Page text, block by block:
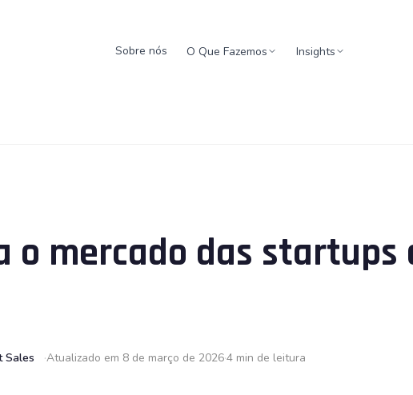
Sobre nós O Que Fazemos Insights
o mercado das startups
Sales Atualizado em 8 de março de 20264 min de leitura